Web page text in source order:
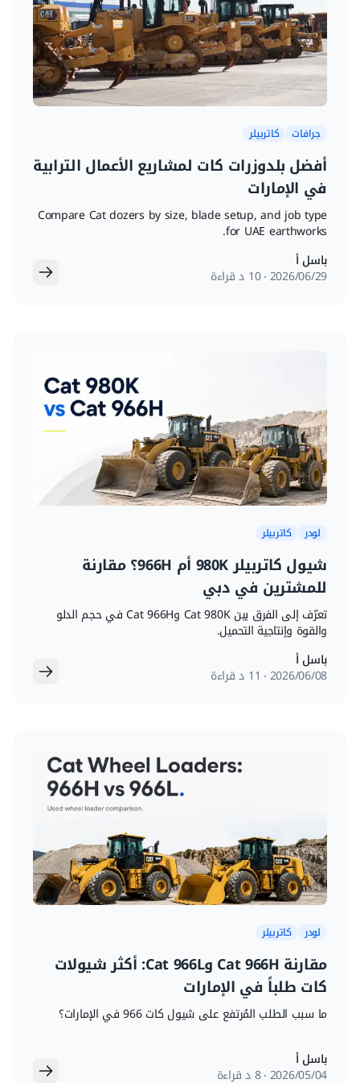
جرافات كاتربيلر
أفضل بلدوزرات كات لمشاريع الأعمال الترابية
في الإمارات
Compare Cat dozers by size, blade setup, and job type
for UAE earthworks.
باسل أ
29‏/06‏/2026 10 د قراءة
لودر كاتربيلر
شيول كاتربيلر 980K أم 966H؟ مقارنة
للمشترين في دبي
تعرّف إلى الفرق بين Cat 980K وCat 966H في حجم الدلو
والقوة وإنتاجية التحميل.
باسل أ
08‏/06‏/2026
لودر كاتربيلر
مقارنة Cat 966H وCat 966L: أكثر شيولات
كات طلباً في الإمارات
ما سبب الطلب المُرتفع على شيول كات 966 في الإمارات؟
باسل أ
04‏/05‏/2026 8 د قراءة